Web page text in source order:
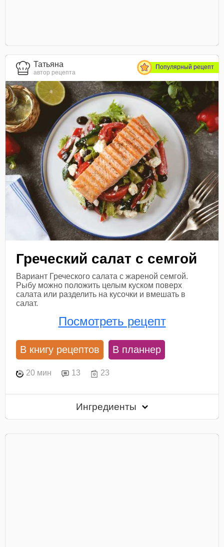
Татьяна
автор рецепта
Популярный рецепт
Греческий салат с семгой
Вариант Греческого салата с жареной семгой.
Рыбу можно положить целым куском поверх
салата или разделить на кусочки и вмешать в
салат.
Посмотреть рецепт
В книгу рецептов В планнер
20 мин 13 23
Ингредиенты